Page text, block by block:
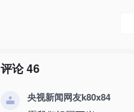
评论46
央视新闻网友k80x84